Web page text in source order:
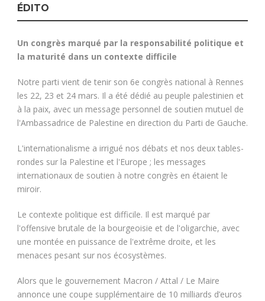
ÉDITO
Un congrès marqué par la responsabilité politique et
la maturité dans un contexte difficile
Notre parti vient de tenir son 6e congrès national à Rennes
les 22, 23 et 24 mars. Il a été dédié au peuple palestinien et
à la paix, avec un message personnel de soutien mutuel de
l'Ambassadrice de Palestine en direction du Parti de Gauche.
L'internationalisme a irrigué nos débats et nos deux tables-
rondes sur la Palestine et l'Europe ; les messages
internationaux de soutien à notre congrès en étaient le
miroir.
Le contexte politique est difficile. Il est marqué par
l'offensive brutale de la bourgeoisie et de l'oligarchie, avec
une montée en puissance de l'extrême droite, et les
menaces pesant sur nos écosystèmes.
Alors que le gouvernement Macron / Attal / Le Maire
annonce une coupe supplémentaire de 10 milliards d’euros